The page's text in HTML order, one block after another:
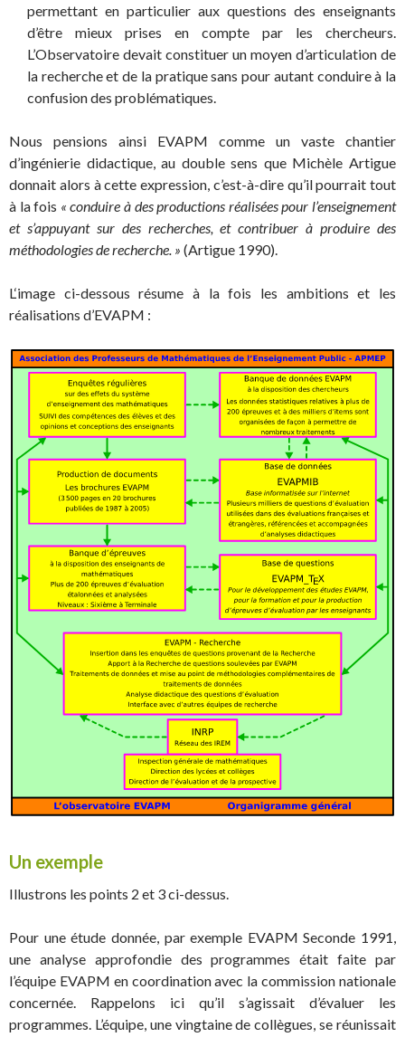
permettant en particulier aux questions des enseignants
d’être mieux prises en compte par les chercheurs.
L’Observatoire devait constituer un moyen d’articulation de
la recherche et de la pratique sans pour autant conduire à la
confusion des problématiques.
Nous pensions ainsi EVAPM comme un vaste chantier
d’ingénierie didactique, au double sens que Michèle Artigue
donnait alors à cette expression, c’est-à-dire qu’il pourrait tout
à la fois « conduire à des productions réalisées pour l’enseignement
et s’appuyant sur des recherches, et contribuer à produire des
méthodologies de recherche. » (Artigue 1990).
L‘image ci-dessous résume à la fois les ambitions et les
réalisations d’EVAPM :
Un exemple
Illustrons les points 2 et 3 ci-dessus.
Pour une étude donnée, par exemple EVAPM Seconde 1991,
une analyse approfondie des programmes était faite par
l’équipe EVAPM en coordination avec la commission nationale
concernée. Rappelons ici qu’il s’agissait d’évaluer les
programmes. L’équipe, une vingtaine de collègues, se réunissait